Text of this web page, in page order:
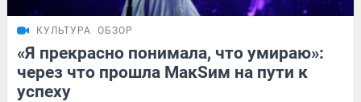
КУЛЬТУРА ОБЗОР
«Я прекрасно понимала, что умираю»:
через что прошла МакSим на пути к
успеху